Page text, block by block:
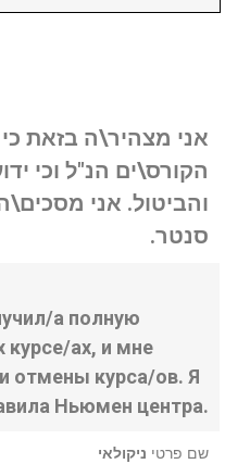
אני מצהיר\ה בזאת
הקורס\ים הנ"ל וכי
והביטול. אני
סנטר.
а полную
ах, и мне
отмены курса/ов. Я
Ньюмен центра.
שם פרטי ניקולאי